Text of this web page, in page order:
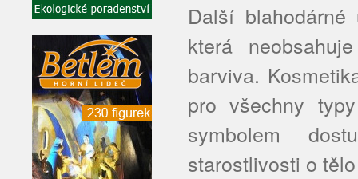
Další
která
barviva.
pro všechny
symbolem
starostlivosti o